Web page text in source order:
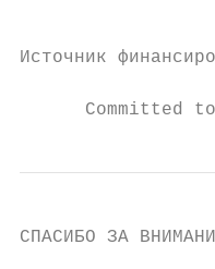
Источник
Committed
СПАСИБО ЗА